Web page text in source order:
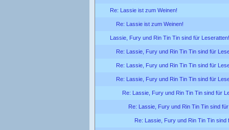
Re: Lassie ist zum Weinen!
Re: Lassie ist zum Weinen!
Lassie, Fury und Rin Tin Tin sind für Leseratten!
Re: Lassie, Fury und Rin Tin Tin sind für
Re: Lassie, Fury und Rin Tin Tin sind für
Re: Lassie, Fury und Rin Tin Tin sind für
Re: Lassie, Fury und Rin Tin Tin sind für
Re: Lassie, Fury und Rin Tin Tin sind
Re: Lassie, Fury und Rin Tin Tin sind